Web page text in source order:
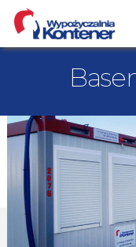
Wypożyczalnia
Kontener